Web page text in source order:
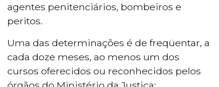
agentes penitenciários, bombeiros e
peritos.
Uma das determinações é de freqüentar, a
cada doze meses, ao menos um dos
cursos oferecidos ou reconhecidos pelos